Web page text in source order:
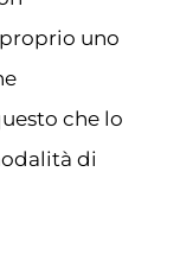
uno
che lo
di